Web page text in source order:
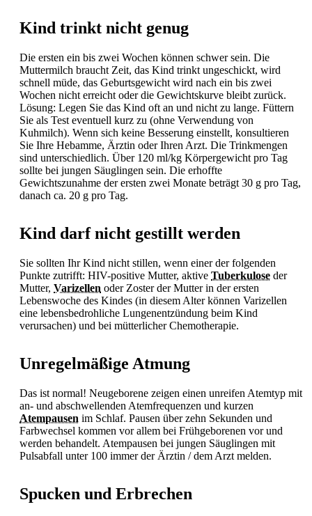
Kind trinkt nicht genug
Die ersten ein bis zwei Wochen können schwer sein. Die
Muttermilch braucht Zeit, das Kind trinkt ungeschickt, wird
schnell müde, das Geburtsgewicht wird nach ein bis zwei
Wochen nicht erreicht oder die Gewichtskurve bleibt zurück.
Lösung: Legen Sie das Kind oft an und nicht zu lange. Füttern
Sie als Test eventuell kurz zu (ohne Verwendung von
Kuhmilch). Wenn sich keine Besserung einstellt, konsultieren
Sie Ihre Hebamme, Ärztin oder Ihren Arzt. Die Trinkmengen
sind unterschiedlich. Über 120 ml/kg Körpergewicht pro Tag
sollte bei jungen Säuglingen sein. Die erhoffte
Gewichtszunahme der ersten zwei Monate beträgt 30 g pro Tag,
danach ca. 20 g pro Tag.
Kind darf nicht gestillt werden
Sie sollten Ihr Kind nicht stillen, wenn einer der folgenden
Punkte zutrifft: HIV-positive Mutter, aktive Tuberkulose der
Mutter, Varizellen oder Zoster der Mutter in der ersten
Lebenswoche des Kindes (in diesem Alter können Varizellen
eine lebensbedrohliche Lungenentzündung beim Kind
verursachen) und bei mütterlicher Chemotherapie.
Unregelmäßige Atmung
Das ist normal! Neugeborene zeigen einen unreifen Atemtyp mit
an- und abschwellenden Atemfrequenzen und kurzen
Atempausen im Schlaf. Pausen über zehn Sekunden und
Farbwechsel kommen vor allem bei Frühgeborenen vor und
werden behandelt. Atempausen bei jungen Säuglingen mit
Pulsabfall unter 100 immer der Ärztin / dem Arzt melden.
Spucken und Erbrechen